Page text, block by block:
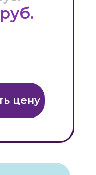
цену